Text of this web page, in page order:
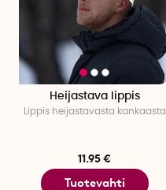
Heijastava lippis
Lippis heijastavasta kankaasta
11.95 €
Tuotevahti